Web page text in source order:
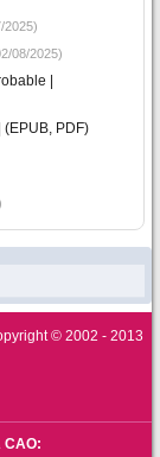
2025)
08/2025)
|
PDF)
© 2002 - 2013
CAO: